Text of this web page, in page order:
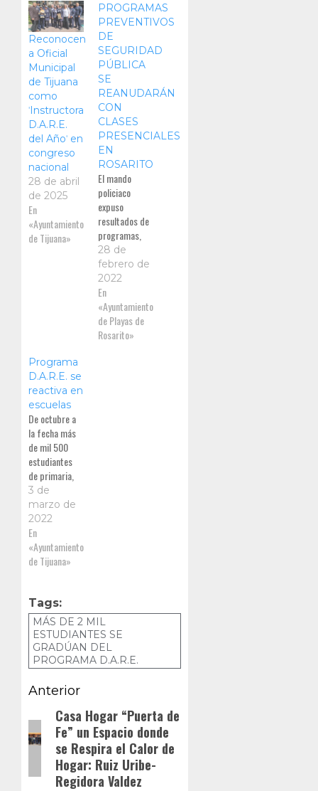
Reconocen
a Oficial
Municipal
de Tijuana
como
ˈInstructora
D.A.R.E.
del Añoˈ en
congreso
nacional
28 de abril
de 2025
En
«Ayuntamiento
de Tijuana»
PROGRAMAS
PREVENTIVOS
DE
SEGURIDAD
PÚBLICA
SE
REANUDARÁN
CON
CLASES
PRESENCIALES
EN
ROSARITO
El mando
policiaco
expuso
resultados de
programas,
operativos y
actividades de
la policía
municipal,
protección
civil y
bomberos
28 de
febrero de
2022
En
«Ayuntamiento
de Playas de
Rosarito»
Programa
D.A.R.E. se
reactiva en
escuelas
De octubre a
la fecha más
de mil 500
estudiantes
de primaria,
secundaria y
menores en
albergues del
DIF, recibieron
información
3 de
marzo de
2022
En
«Ayuntamiento
de Tijuana»
Tags:
MÁS DE 2 MIL
ESTUDIANTES SE
GRADÚAN DEL
PROGRAMA D.A.R.E.
Navegación
de
entradas
Anterior
Entrada
anterior:
Casa Hogar “Puerta de
Fe” un Espacio donde
se Respira el Calor de
Hogar: Ruiz Uribe-
Regidora Valdez